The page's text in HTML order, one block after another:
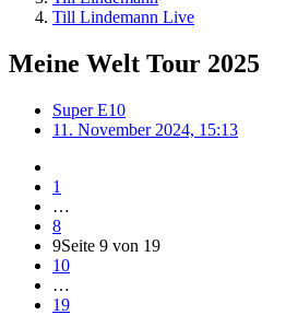
Till Lindemann Live
Meine Welt Tour 2025
Super E10
11. November 2024, 15:13
1
…
8
9Seite 9 von 19
10
…
19